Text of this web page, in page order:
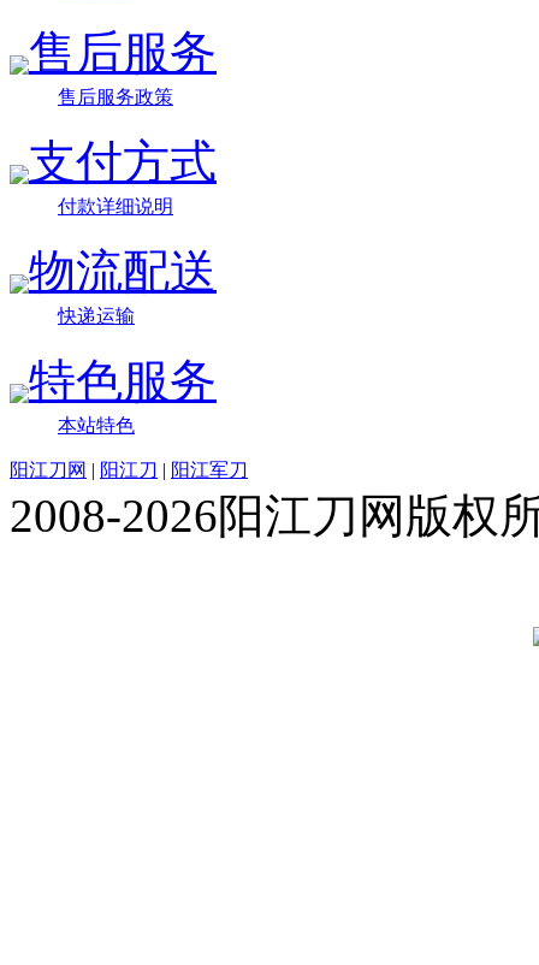
售后服务
售后服务政策
支付方式
付款详细说明
物流配送
快递运输
特色服务
本站特色
阳江刀网 | 阳江刀 | 阳江军刀
2008-2026阳江刀网版权